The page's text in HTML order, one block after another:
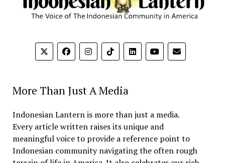
More Than Just A Media
Indonesian Lantern is more than just a media.
Every article written raises its unique and
meaningful voice to provide a reference point to
Indonesian community navigating the often rough